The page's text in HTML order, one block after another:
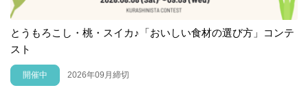
とうもろこし・桃・スイカ♪「おいしい食材の選び方」コンテ
スト
開催中 2026年09月締切